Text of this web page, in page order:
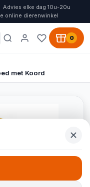
Advies elke dag 10u-20u
online dierenwinkel
0
met Koord